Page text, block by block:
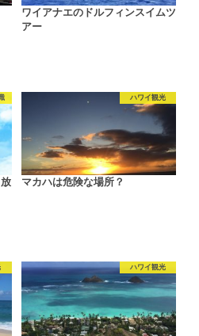
ワイアナエのドルフィンスイムツ
アー
ハワイ観光
マカハは危険な場所？
ハワイ観光